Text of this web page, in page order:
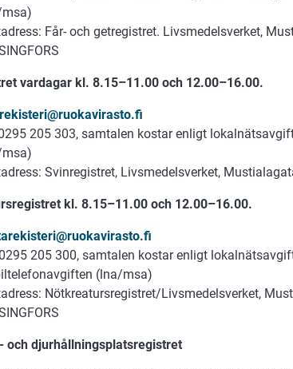
Får- och getregistret. Livsmedelsverket,
vardagar kl. 8.15–11.00 och 12.00–16.00.
205 303, samtalen kostar enligt
Svinregistret, Livsmedelsverket,
kl. 8.15–11.00 och 12.00–16.00.
205 300, samtalen kostar enligt
(lna/msa)
Nötkreatursregistret/Livsmedelsverket,
och djurhållningsplatsregistret